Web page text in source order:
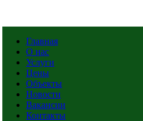
Главная
О нас
Услуги
Цены
Объекты
Новости
Вакансии
Контакты